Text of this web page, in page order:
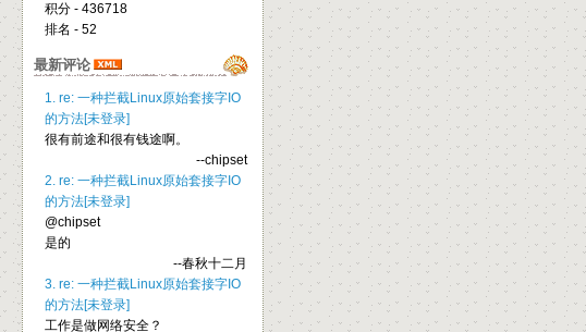
积分 - 436718
排名 - 52
最新评论
1. re: 一种拦截Linux原始套接字IO
的方法[未登录]
很有前途和很有钱途啊。
--chipset
2. re: 一种拦截Linux原始套接字IO
的方法[未登录]
@chipset
是的
--春秋十二月
3. re: 一种拦截Linux原始套接字IO
的方法[未登录]
工作是做网络安全？